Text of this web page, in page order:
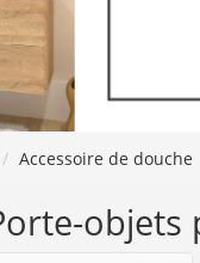
Accessoire de douche